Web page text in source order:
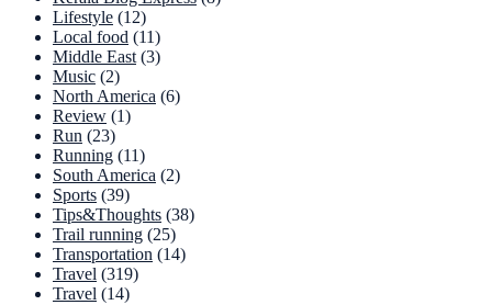
Lifestyle (12)
Local food (11)
Middle East (3)
Music (2)
North America (6)
Review (1)
Run (23)
Running (11)
South America (2)
Sports (39)
Tips&Thoughts (38)
Trail running (25)
Transportation (14)
Travel (319)
Travel (14)